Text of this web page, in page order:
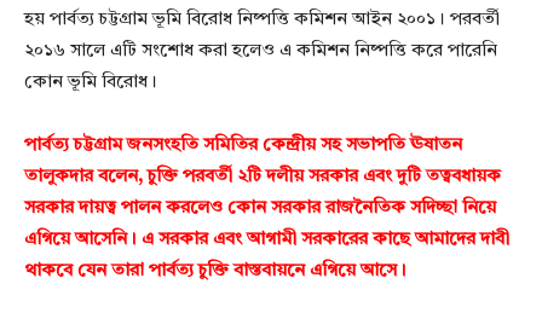
হয় পার্বত্য চট্টগ্রাম ভূমি বিরোধ নিষ্পত্তি কমিশন আইন ২০০১। পরবর্তী
২০১৬ সালে এটি সংশোধ করা হলেও এ কমিশন নিষ্পত্তি করে পারেনি
কোন ভূমি বিরোধ।
পার্বত্য চট্টগ্রাম জনসংহতি সমিতির কেন্দ্রীয় সহ সভাপতি ঊষাতন
তালুকদার বলেন, চুক্তি পরবর্তী ২টি দলীয় সরকার এবং দুটি তত্ববধায়ক
সরকার দায়ত্ব পালন করলেও কোন সরকার রাজনৈতিক সদিচ্ছা নিয়ে
এগিয়ে আসেনি। এ সরকার এবং আগামী সরকারের কাছে আমাদের দাবী
থাকবে যেন তারা পার্বত্য চুক্তি বাস্তবায়নে এগিয়ে আসে।